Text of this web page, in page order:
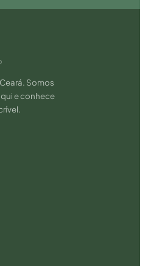
Somos
e conhece